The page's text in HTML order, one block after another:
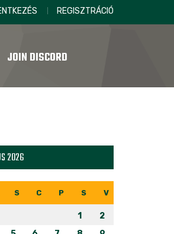
REGISZTRÁCIÓ
JOIN DISCORD
2026
S C P S V
1
2